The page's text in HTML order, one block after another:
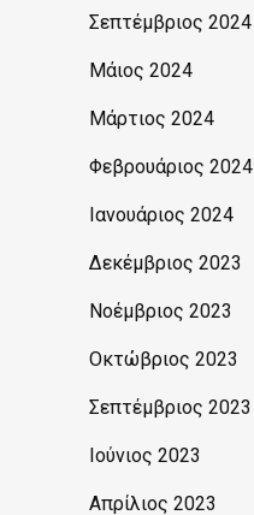
Σεπτέμβριος 2024
Μάιος 2024
Μάρτιος 2024
Φεβρουάριος 2024
Ιανουάριος 2024
Δεκέμβριος 2023
Νοέμβριος 2023
Οκτώβριος 2023
Σεπτέμβριος 2023
Ιούνιος 2023
Απρίλιος 2023